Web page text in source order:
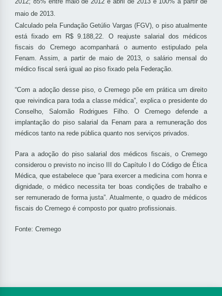
maio de 2013.
Calculado pela Fundação Getúlio Vargas (FGV), o piso atualmente
está fixado em R$ 9.188,22. O reajuste salarial dos médicos
fiscais do Cremego acompanhará o aumento estipulado pela
Fenam. Assim, a partir de maio de 2013, o salário mensal do
médico fiscal será igual ao piso fixado pela Federação.
“Com a adoção desse piso, o Cremego põe em prática um direito
que reivindica para toda a classe médica”, explica o presidente do
Conselho, Salomão Rodrigues Filho. O Cremego defende a
implantação do piso salarial da Fenam para a remuneração dos
médicos tanto na rede pública quanto nos serviços privados.
Para a adoção do piso salarial dos médicos fiscais, o Cremego
considerou o previsto no inciso III do Capítulo I do Código de Ética
Médica, que estabelece que “para exercer a medicina com honra e
dignidade, o médico necessita ter boas condições de trabalho e
ser remunerado de forma justa”. Atualmente, o quadro de médicos
fiscais do Cremego é composto por quatro profissionais.
Fonte: Cremego